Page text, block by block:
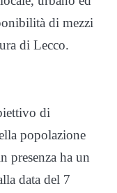
di mezzi
di Lecco.
di
popolazione
presenza ha un
data del 7